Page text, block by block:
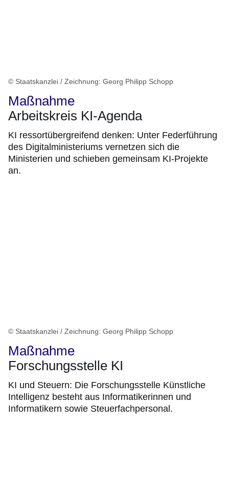
© Staatskanzlei / Zeichnung: Georg Philipp Schopp
Maßnahme
Arbeitskreis KI-Agenda
KI ressortübergreifend denken: Unter Federführung
des Digitalministeriums vernetzen sich die
Ministerien und schieben gemeinsam KI-Projekte
an.
© Staatskanzlei / Zeichnung: Georg Philipp Schopp
Maßnahme
Forschungsstelle KI
KI und Steuern: Die Forschungsstelle Künstliche
Intelligenz besteht aus Informatikerinnen und
Informatikern sowie Steuerfachpersonal.